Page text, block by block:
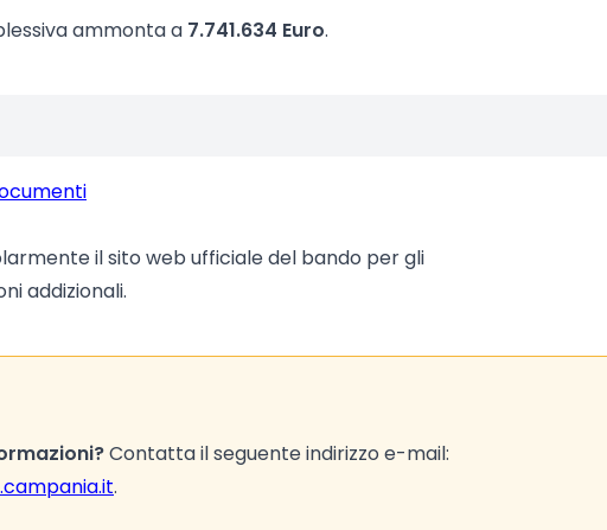
ammonta a 7.741.634 Euro.
il sito web ufficiale del bando per gli
addizionali.
Contatta il seguente indirizzo e-mail:
.